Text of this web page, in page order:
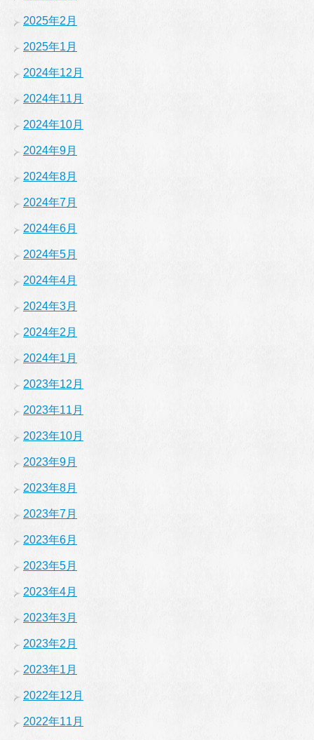
2025年2月
2025年1月
2024年12月
2024年11月
2024年10月
2024年9月
2024年8月
2024年7月
2024年6月
2024年5月
2024年4月
2024年3月
2024年2月
2024年1月
2023年12月
2023年11月
2023年10月
2023年9月
2023年8月
2023年7月
2023年6月
2023年5月
2023年4月
2023年3月
2023年2月
2023年1月
2022年12月
2022年11月